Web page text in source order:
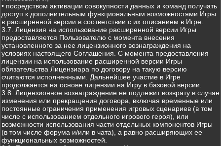
• посредством активации совокупности данных и команд получать
доступ к дополнительным функциональным возможностями Игры
в расширенной версии в соответствии с их описанием в Игре.
3.7. Лицензия на использование расширенной версии Игры
предоставляется Пользователю с момента внесения
установленного за нее лицензионного вознаграждения на
условиях настоящего Соглашения. С момента предоставления
лицензии на использование расширенной версии Игры
обязательства Лицензиара по договору на такую версию
считаются исполненными. Дальнейшее участие в Игре
продолжается на основе лицензии на Игру в базовой версии.
3.8. Лицензионное вознаграждение не подлежит возврату в случае
изменения или прекращения договора, включая временные или
постоянные ограничения применения игровых сценариев (в том
числе с использованием отдельного игрового героя), или
возможности использования части отдельных компонентов Игры
(в том числе форума и/или в чата), а равно расширяющих ее
функциональных возможностей.